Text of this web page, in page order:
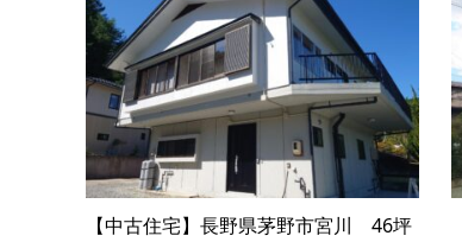
【中古住宅】長野県茅野市宮川 46坪